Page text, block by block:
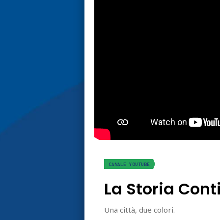
CANALE YOUTUBE
La Storia
Una città, due colori.